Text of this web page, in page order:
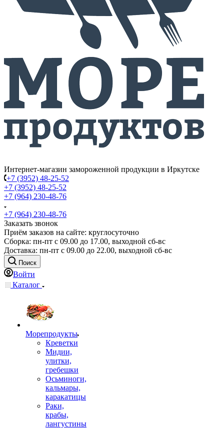
Интернет-магазин замороженной продукции в Иркутске
+7 (3952) 48-25-52
+7 (3952) 48-25-52
+7 (964) 230-48-76
+7 (964) 230-48-76
Заказать звонок
Приём заказов на сайте: круглосуточно
Сборка: пн-пт с 09.00 до 17.00, выходной сб-вс
Доставка: пн-пт с 09.00 до 22.00, выходной сб-вс
Поиск
Войти
Каталог
Морепродукты
Креветки
Мидии,
улитки,
гребешки
Осьминоги,
кальмары,
каракатицы
Раки,
крабы,
лангустины